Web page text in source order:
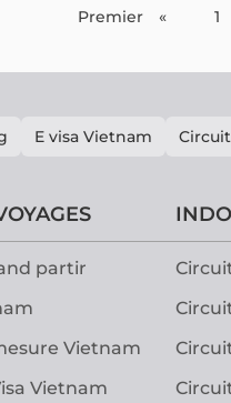
Premier « 1
E visa Vietnam
partir
Vietnam
Vietnam